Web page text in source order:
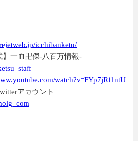
icchibanketu/
】一血卍傑-八百万情報-
watch?v=FYp7jRf1ntU
アカウント